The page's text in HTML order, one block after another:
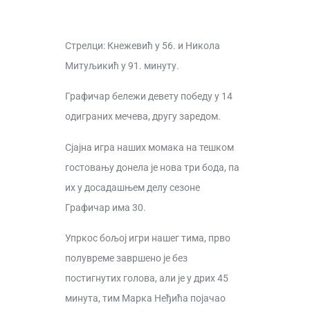
Стрелци: Кнежевић у 56. и Никола
Митуљикић у 91. минуту.
Графичар бележи девету победу у 14
одиграних мечева, другу заредом.
Сјајна игра наших момака на тешком
гостовању донела је нова три бода, па
их у досадашњем делу сезоне
Графичар има 30.
Упркос бољој игри нашег тима, прво
полувреме завршено је без
постигнутих голова, али је у дрих 45
минута, тим Марка Неђића појачао